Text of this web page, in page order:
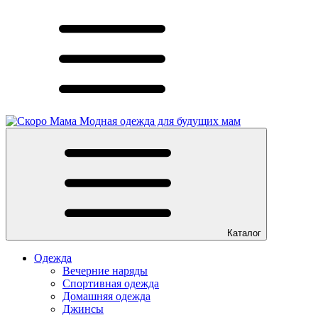
Модная одежда для будущих мам
Каталог
Одежда
Вечерние наряды
Спортивная одежда
Домашняя одежда
Джинсы